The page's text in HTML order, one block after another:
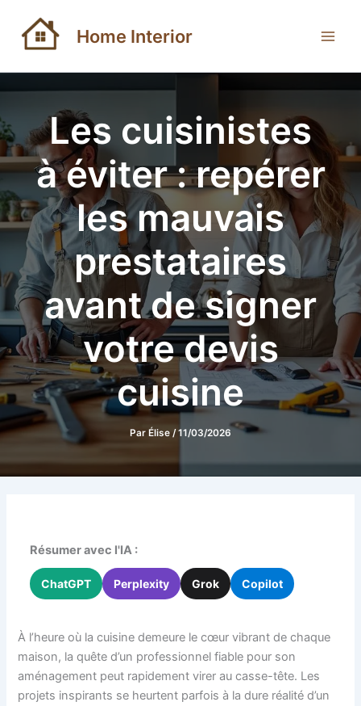
contenu
Home Interior
Les cuisinistes
à éviter : repérer
les mauvais
prestataires
avant de signer
votre devis
cuisine
Par Élise /11/03/2026
Résumer avec l'IA :
ChatGPT Perplexity Grok Copilot
À l’heure où la cuisine demeure le cœur vibrant de chaque
maison, la quête d’un professionnel fiable pour son
aménagement peut rapidement virer au casse-tête. Les
projets inspirants se heurtent parfois à la dure réalité d’un